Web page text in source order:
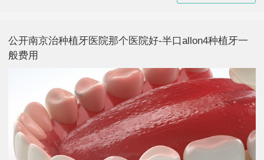
公开南京治种植牙医院那个医院好-半口allon4种植牙一
般费用